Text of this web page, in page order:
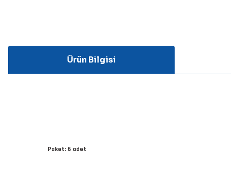
Ürün Bilgisi
Paket: 6 adet